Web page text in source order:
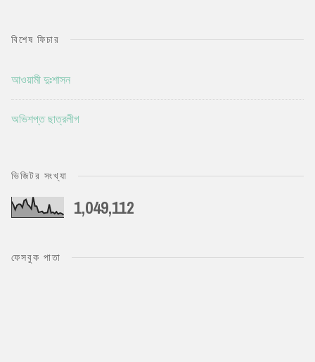
বিশেষ ফিচার
আওয়ামী দুঃশাসন
অভিশপ্ত ছাত্রলীগ
ভিজিটর সংখ্যা
1,049,112
ফেসবুক পাতা